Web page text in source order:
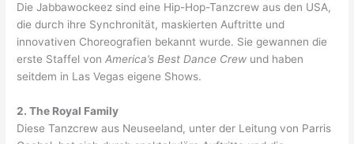
Die Jabbawockeez sind eine Hip-Hop-Tanzcrew aus den USA,
die durch ihre Synchronität, maskierten Auftritte und
innovativen Choreografien bekannt wurde. Sie gewannen die
erste Staffel vonAmerica’s Best Dance Crew und haben
seitdem in Las Vegas eigene Shows.
2. The Royal Family
Diese Tanzcrew aus Neuseeland, unter der Leitung von Parris